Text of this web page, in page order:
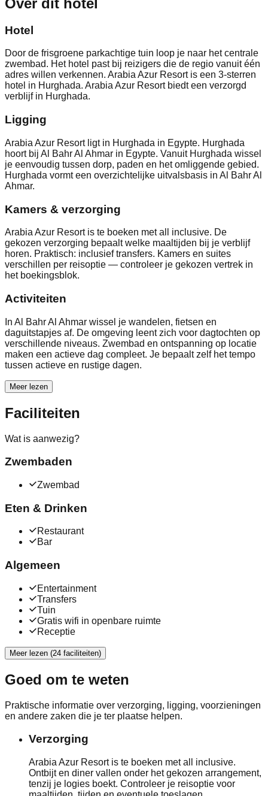
Hotel
Door de frisgroene parkachtige tuin loop je naar het centrale
zwembad. Het hotel past bij reizigers die de regio vanuit één
adres willen verkennen. Arabia Azur Resort is een 3-sterren
hotel in Hurghada. Arabia Azur Resort biedt een verzorgd
verblijf in Hurghada.
Ligging
Arabia Azur Resort ligt in Hurghada in Egypte. Hurghada
hoort bij Al Bahr Al Ahmar in Egypte. Vanuit Hurghada wissel
je eenvoudig tussen dorp, paden en het omliggende gebied.
Hurghada vormt een overzichtelijke uitvalsbasis in Al Bahr Al
Ahmar.
Kamers & verzorging
Arabia Azur Resort is te boeken met all inclusive. De
gekozen verzorging bepaalt welke maaltijden bij je verblijf
horen. Praktisch: inclusief transfers. Kamers en suites
verschillen per reisoptie — controleer je gekozen vertrek in
het boekingsblok.
Activiteiten
In Al Bahr Al Ahmar wissel je wandelen, fietsen en
daguitstapjes af. De omgeving leent zich voor dagtochten op
verschillende niveaus. Zwembad en ontspanning op locatie
maken een actieve dag compleet. Je bepaalt zelf het tempo
tussen actieve en rustige dagen.
Meer lezen
Faciliteiten
Wat is aanwezig?
Zwembaden
Zwembad
Eten & Drinken
Restaurant
Bar
Algemeen
Entertainment
Transfers
Tuin
Gratis wifi in openbare ruimte
Receptie
Meer lezen (24 faciliteiten)
Goed om te weten
Praktische informatie over verzorging, ligging, voorzieningen
en andere zaken die je ter plaatse helpen.
Verzorging
Arabia Azur Resort is te boeken met all inclusive.
Ontbijt en diner vallen onder het gekozen arrangement,
tenzij je logies boekt. Controleer je reisoptie voor